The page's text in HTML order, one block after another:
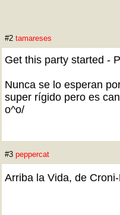
#2 tamareses
Get this party started -
Nunca se lo esperan
super rígido pero es
o^o/
#3 peppercat
Arriba la Vida, de